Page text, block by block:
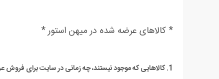
* کالاهای عرضه شده در میهن استور *
1. کالاهایی که موجود نیستند، چه زمانی در سایت برای فروش عرضه خواهند شد؟